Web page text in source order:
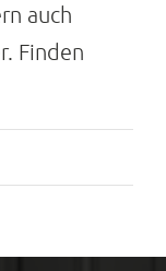
auch
Finden